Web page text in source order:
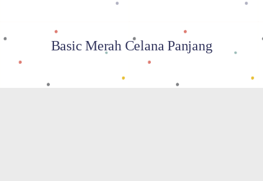
Basic Merah Celana Panjang